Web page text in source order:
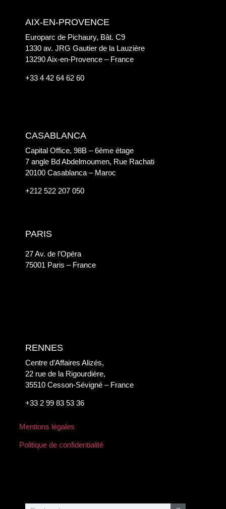
AIX-EN-PROVENCE
Europarc de Pichaury, Bât. C9
1330 av. JRG Gautier de la Lauzière
13290 Aix-en-Provence – France
+33 4 42 64 62 60
CASABLANCA
Capital Office, 98B – 6ème étage
7 angle Bd Abdelmoumen, Rue Rachati
20100 Casablanca – Maroc
+212 522 207 050
PARIS
27 Av. de l’Opéra
75001 Paris – France
RENNES
Centre d’Affaires Alizés,
22 rue de la Rigourdière,
35510 Cesson-Sévigné – France
+33 2 99 83 53 36
Mentions légales
Politique de confidentialité